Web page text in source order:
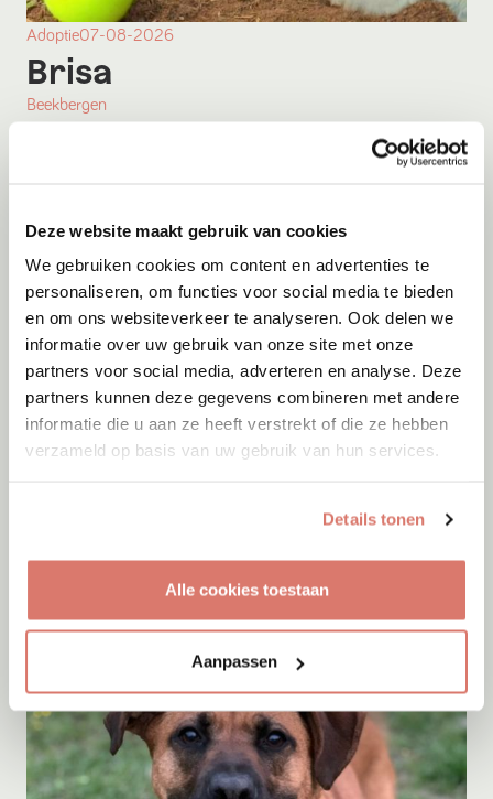
Deze website maakt gebruik van cookies
We gebruiken cookies om content en advertenties te
personaliseren, om functies voor social media te bieden
en om ons websiteverkeer te analyseren. Ook delen we
informatie over uw gebruik van onze site met onze
partners voor social media, adverteren en analyse. Deze
partners kunnen deze gegevens combineren met andere
informatie die u aan ze heeft verstrekt of die ze hebben
verzameld op basis van uw gebruik van hun services.
Details tonen
Alle cookies toestaan
Aanpassen
Adoptie07-08-2026
Brisa
Beekbergen